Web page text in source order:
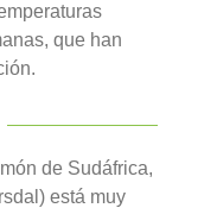
que han
de Sudáfrica,
está muy